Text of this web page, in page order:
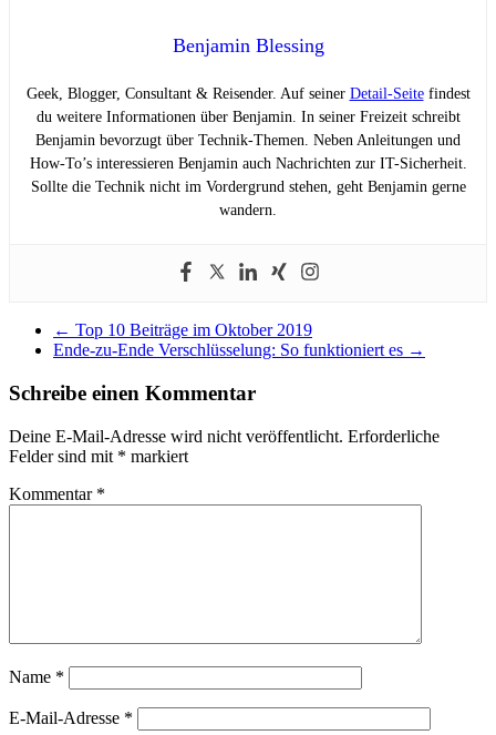
Benjamin Blessing
Geek, Blogger, Consultant & Reisender. Auf seiner Detail-Seitefindest
du weitere Informationen über Benjamin. In seiner Freizeit schreibt
Benjamin bevorzugt über Technik-Themen. Neben Anleitungen und
How-To’s interessieren Benjamin auch Nachrichten zur IT-Sicherheit.
Sollte die Technik nicht im Vordergrund stehen, geht Benjamin gerne
wandern.
← Top 10 Beiträge im Oktober 2019
Ende-zu-Ende Verschlüsselung: So funktioniert es →
Schreibe einen Kommentar
Deine E-Mail-Adresse wird nicht veröffentlicht. Erforderliche
Felder sind mit * markiert
Kommentar *
Name *
E-Mail-Adresse *